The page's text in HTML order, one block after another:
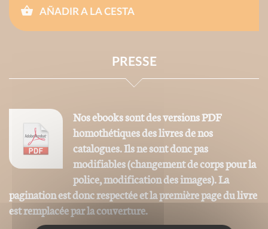
AÑADIR A LA CESTA
PRESSE
Nos ebooks sont des versions PDF
homothétiques des livres de nos
catalogues. Ils ne sont donc pas
modifiables (changement de corps pour la
police, modification des images). La
pagination est donc respectée et la première page du livre
est remplacée par la couverture.